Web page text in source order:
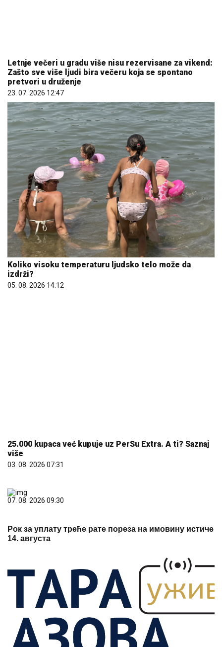
Koliko visoku temperaturu ljudsko telo može da
izdrži?
05. 08. 2026 14:12
25.000 kupaca već kupuje uz PerSu Extra. A ti? Saznaj
više
07. 08. 2026 12:04
одговор на жалбе грађана на порталу КО СИ БРЕ
ТИ, смењена два директора